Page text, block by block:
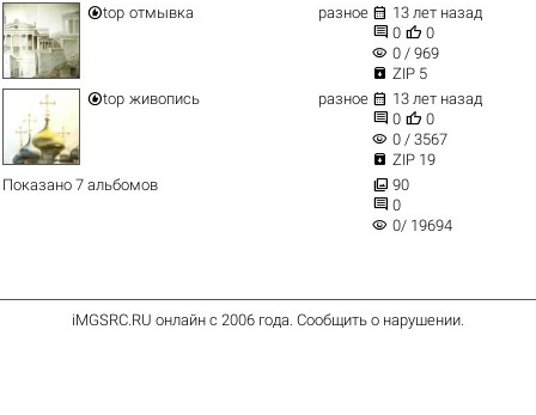
top отмывка разное  13 лет назад
 0  0
visibility 0 / 969
 ZIP 5
top живопись разное  13 лет назад
 0  0
visibility 0 / 3567
 ZIP 19
Показано 7 альбомов
 90
 0
visibility 0/ 19694
iMGSRC.RU онлайн с 2006 года Сообщить о нарушении